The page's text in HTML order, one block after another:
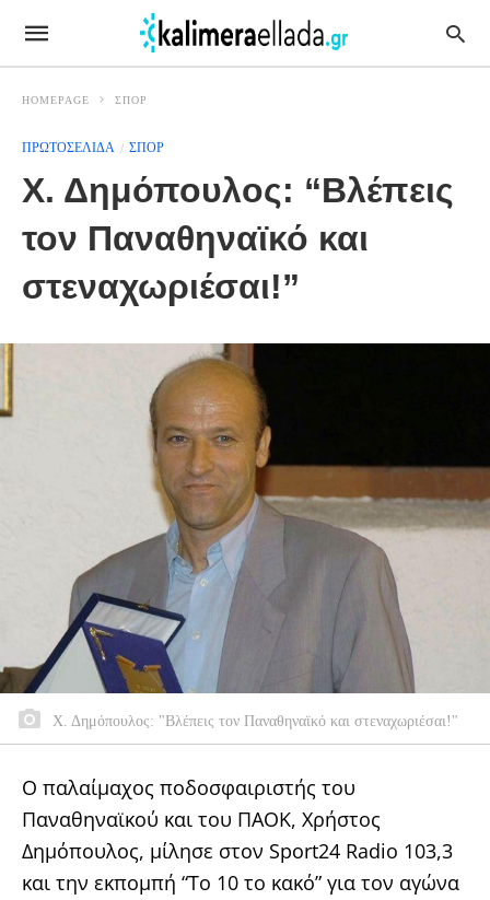
HOMEPAGE ΣΠΟΡ
ΠΡΩΤΟΣΕΛΙΔΑ ΣΠΟΡ
Χ. Δημόπουλος: “Βλέπεις
τον Παναθηναϊκό και
στεναχωριέσαι!”
Χ. Δημόπουλος: "Βλέπεις τον Παναθηναϊκό και στεναχωριέσαι!"
Ο παλαίμαχος ποδοσφαιριστής του
Παναθηναϊκού και του ΠΑΟΚ, Χρήστος
Δημόπουλος, μίλησε στον Sport24 Radio 103,3
και την εκπομπή “Το 10 το κακό” για τον αγώνα